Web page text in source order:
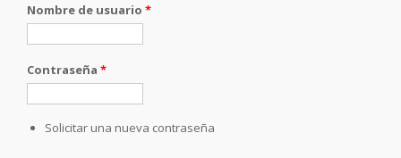
Nombre de usuario *
Contraseña *
Solicitar una nueva contraseña